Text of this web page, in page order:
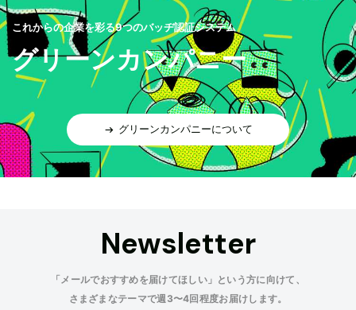
これからの企業を彩る9つのバッヂ認証システム
グリーンカンパニー
グリーンカンパニーについて
Newsletter
「メールでおすすめを届けてほしい」という方に向けて、
さまざまなテーマで週3〜4回程度お届けします。